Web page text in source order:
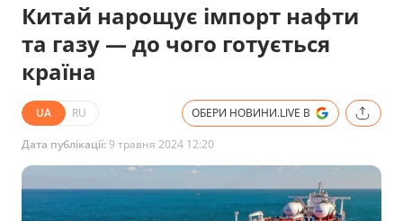
Китай нарощує імпорт нафти
та газу — до чого готується
країна
UA RU ОБЕРИ НОВИНИ.LIVE В
Дата публікації:9 травня 2024 12:20